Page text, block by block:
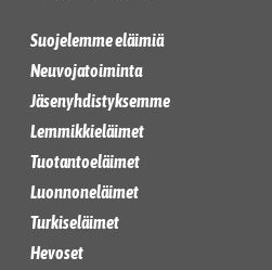
Suojelemme eläimiä
Neuvojatoiminta
Jäsenyhdistyksemme
Lemmikkieläimet
Tuotantoeläimet
Luonnoneläimet
Turkiseläimet
Hevoset